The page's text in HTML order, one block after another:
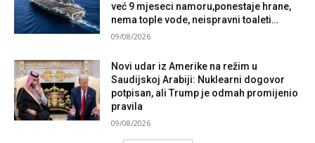
već 9 mjeseci namoru,ponestaje hrane,
nema tople vode, neispravni toaleti…
09/08/2026
Novi udar iz Amerike na režim u
Saudijskoj Arabiji: Nuklearni dogovor
potpisan, ali Trump je odmah promijenio
pravila
09/08/2026